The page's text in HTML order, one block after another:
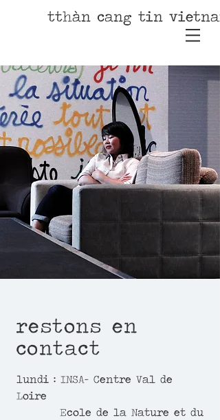
tthàn cang tin
restons en
contact
lundi : INSA- Centre Val de
Loire
Ecole de la Nature et du